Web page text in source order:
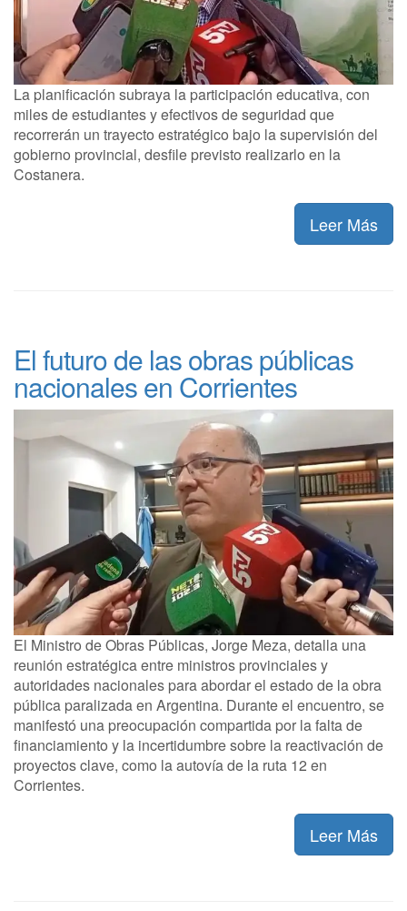
La planificación subraya la participación educativa, con
miles de estudiantes y efectivos de seguridad que
recorrerán un trayecto estratégico bajo la supervisión del
gobierno provincial, desfile previsto realizarlo en la
Costanera.
Leer Más
El futuro de las obras públicas
nacionales en Corrientes
El Ministro de Obras Públicas, Jorge Meza, detalla una
reunión estratégica entre ministros provinciales y
autoridades nacionales para abordar el estado de la obra
pública paralizada en Argentina. Durante el encuentro, se
manifestó una preocupación compartida por la falta de
financiamiento y la incertidumbre sobre la reactivación de
proyectos clave, como la autovía de la ruta 12 en
Corrientes.
Leer Más